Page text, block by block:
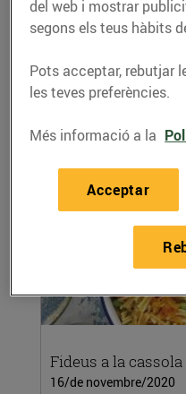
Tallarines a la
d'hivern i ricotta
Ingredients per a 4
tallarines fresques la
LLEGIR MÉS
Fideus a la
16/de novembre/2020
del web i mostrar
segons els teus hàbits
Pots acceptar, rebutjar
les teves preferències.
Més informació a la
Acceptar